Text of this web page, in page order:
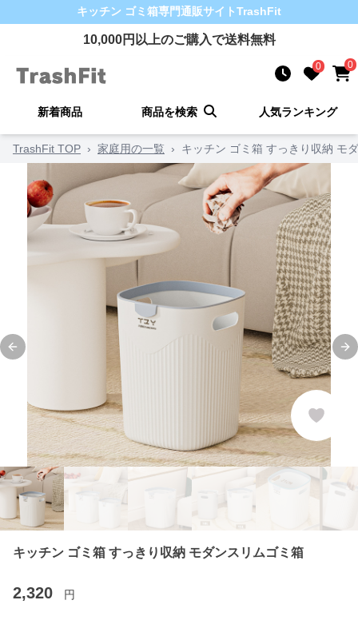
キッチン ゴミ箱専門通販サイトTrashFit
10,000円以上のご購入で送料無料
0 0
新着商品 商品を検索 人気ランキング
TrashFit TOP › 家庭用の一覧 › キッチン ゴミ箱 すっきり収納 モ
Previous slide
キッチン ゴミ箱 すっきり収納 モダンスリムゴミ箱
2,320 円